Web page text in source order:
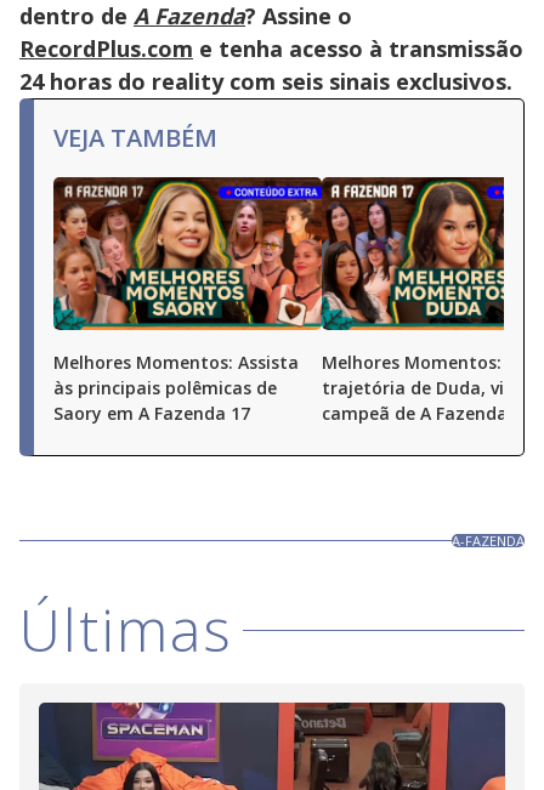
dentro de A Fazenda? Assine o
RecordPlus.com e tenha acesso à transmissão
24 horas do reality com seis sinais exclusivos.
VEJA TAMBÉM
Melhores Momentos: Assista
às principais polêmicas de
Saory em A Fazenda 17
Melhores Momentos:
trajetória de Duda, vice-
campeã de A Fazenda 17
A-FAZENDA
Últimas